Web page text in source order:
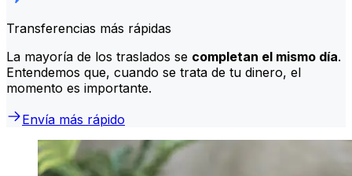
Transferencias más rápidas
La mayoría de los traslados se completan el mismo día.
Entendemos que, cuando se trata de tu dinero, el
momento es importante.
Envía más rápido